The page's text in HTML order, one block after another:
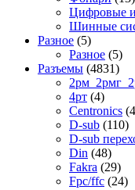
Цифровые
Шинные
Разное (5)
Разное (5)
Разъемы (4831)
4рт (4)
Centronics
D-sub (110)
D-sub
Din (48)
Fakra (29)
Fpc/ffc (24)